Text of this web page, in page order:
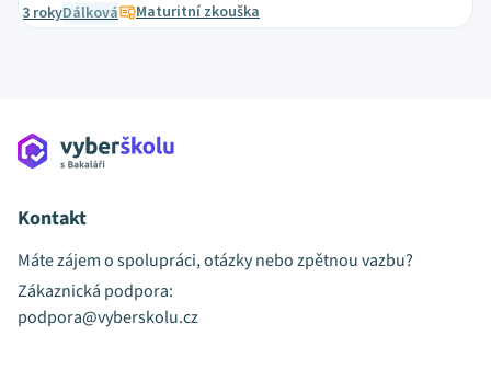
3 rokyDálková Maturitní zkouška
Kontakt
Máte zájem o spolupráci, otázky nebo zpětnou vazbu?
Zákaznická podpora:
podpora@vyberskolu.cz